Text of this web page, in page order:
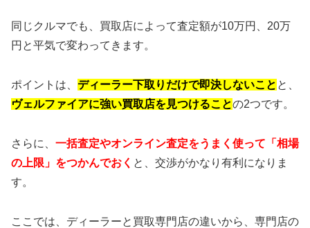
同じクルマでも、買取店によって査定額が10万円、20万
円と平気で変わってきます。
ポイントは、 ディーラー下取りだけで即決しないこと と、
ヴェルファイアに強い買取店を見つけることの2つです。
さらに、 一括査定やオンライン査定をうまく使って「相場
の上限」をつかんでおく と、交渉がかなり有利になりま
す。
ここでは、ディーラーと買取専門店の違いから、専門店の